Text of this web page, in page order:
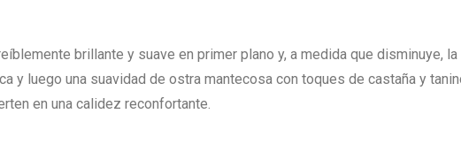
brillante y suave en primer plano y, a medida que disminuye,
y luego una suavidad de ostra mantecosa con toques de castaña y
en una calidez reconfortante.